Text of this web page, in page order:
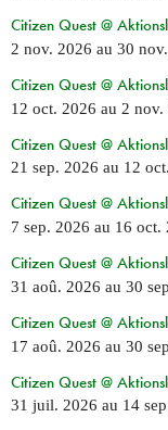
Citizen Quest @
2 nov. 2026 au 30
Citizen Quest @
12 oct. 2026 au 2 nov.
Citizen Quest @
21 sep. 2026 au 12
Citizen Quest @
7 sep. 2026 au 16 oct.
Citizen Quest @
31 aoû. 2026 au 30
Citizen Quest @
17 aoû. 2026 au 30
Citizen Quest @
31 juil. 2026 au 14